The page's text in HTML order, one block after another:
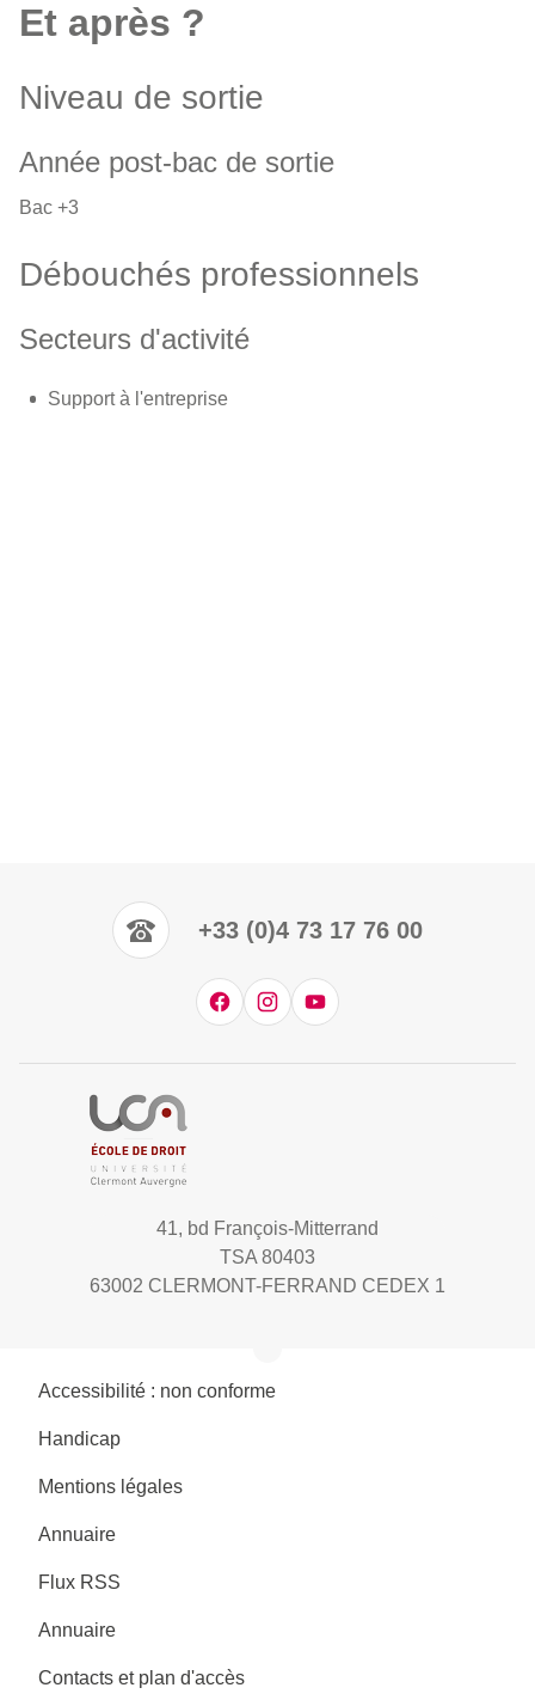
Et après ?
Niveau de sortie
Année post-bac de sortie
Bac +3
Débouchés professionnels
Secteurs d'activité
Support à l'entreprise
+33 (0)4 73 17 76 00
41, bd François-Mitterrand
TSA 80403
63002 CLERMONT-FERRAND CEDEX 1
Accessibilité : non conforme
Handicap
Mentions légales
Annuaire
Flux RSS
Annuaire
Contacts et plan d'accès